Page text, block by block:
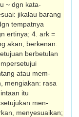
~ dgn kata-
jikalau barang
tempatnya
ertinya; 4. ark =
akan, berkenan:
berbetulan
atau mem-
mengiakan: rasa
itu
men­
menyesuaikan;